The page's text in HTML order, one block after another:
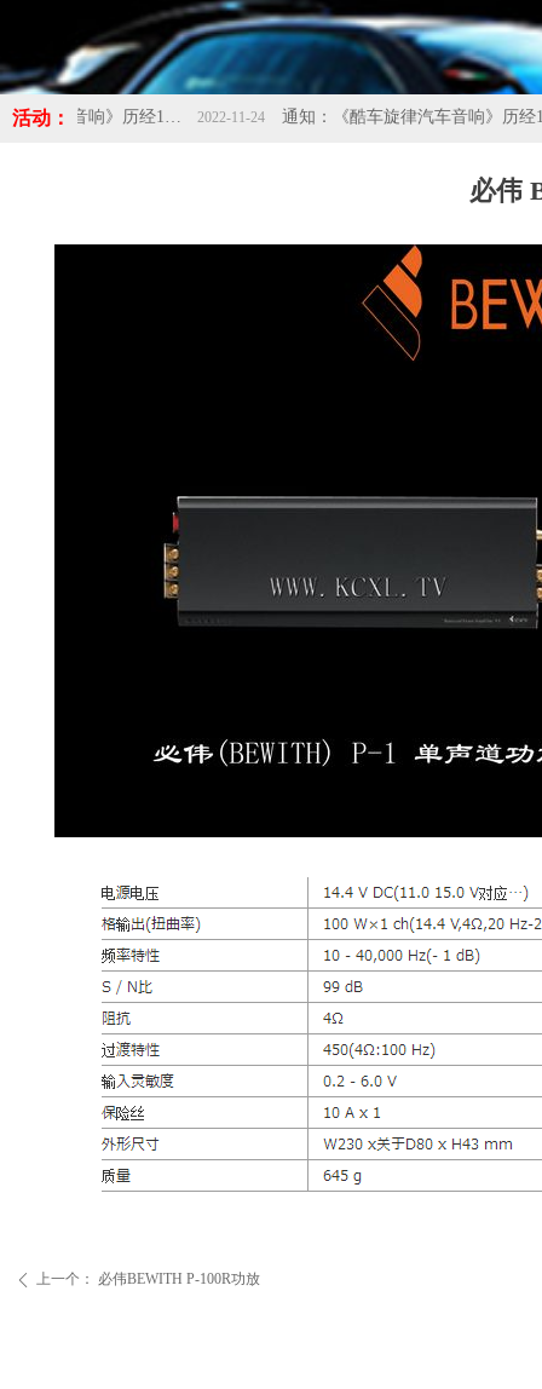
活动： 2022-11-24
通知：《酷车旋律汽车音响》历经10年的成长，现应发展需求搬迁新址：佛山市南海区桂城海八西路保润汽车城1号楼首层，欢迎新老客户光临新店！！！-酷车旋律 通知：《酷车旋律汽车音响》历经10年的成长，现应发展需求搬迁新址：佛山市南海区桂城海八西路保润汽车城1号楼首
必伟
ꄴ 上一个： 必伟BEWITH P-100R功放